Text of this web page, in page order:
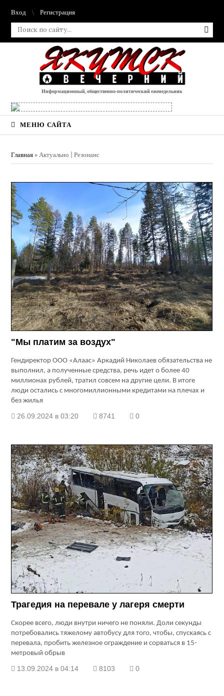
Вход Регистрация
Информационный, общественно-политический еженедельник
МЕНЮ САЙТА
Главная »Актуально | Резонанс
"Мы платим за воздух"
Гендиректор ООО «Алаас» Аркадий Николаев обязательства не
выполнил, а полученные средства, речь идет о более 40
миллионах рублей, тратил совсем на другие цели. В итоге
люди остались с многомиллионными кредитами на плечах и
без жилья
26.09.2024 в 03:20 8741 0
Трагедия на перевале у лагеря смерти
Скорее всего, люди внутри ничего не поняли. Доли секунды
потребовались тяжелому автобусу для того, чтобы, спускаясь с
перевала, пробить железное ограждение и сорваться в 15-
метровый обрыв
13.09.2024 в 04:14 8103 0